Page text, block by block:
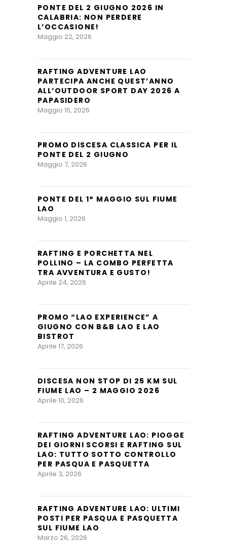
PONTE DEL 2 GIUGNO 2026 IN
CALABRIA: NON PERDERE
L’OCCASIONE!
Maggio 22, 2026
RAFTING ADVENTURE LAO
PARTECIPA ANCHE QUEST’ANNO
ALL’OUTDOOR SPORT DAY 2026 A
PAPASIDERO
Maggio 15, 2026
PROMO DISCESA CLASSICA PER IL
PONTE DEL 2 GIUGNO
Maggio 7, 2026
PONTE DEL 1° MAGGIO SUL FIUME
LAO
Maggio 1, 2026
RAFTING E PORCHETTA NEL
POLLINO – LA COMBO PERFETTA
TRA AVVENTURA E GUSTO!
Aprile 24, 2026
PROMO “LAO EXPERIENCE” A
GIUGNO CON B&B LAO E LAO
BISTROT
Aprile 17, 2026
DISCESA NON STOP DI 25 KM SUL
FIUME LAO – 2 MAGGIO 2026
Aprile 10, 2026
RAFTING ADVENTURE LAO: PIOGGE
DEI GIORNI SCORSI E RAFTING SUL
LAO: TUTTO SOTTO CONTROLLO
PER PASQUA E PASQUETTA
Aprile 3, 2026
RAFTING ADVENTURE LAO: ULTIMI
POSTI PER PASQUA E PASQUETTA
SUL FIUME LAO
Marzo 26, 2026